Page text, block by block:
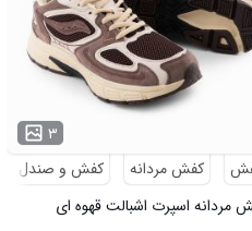
۳
کفش مردانه
کفش و صندل
مردانه اسپرت اشبالت قهوه ای